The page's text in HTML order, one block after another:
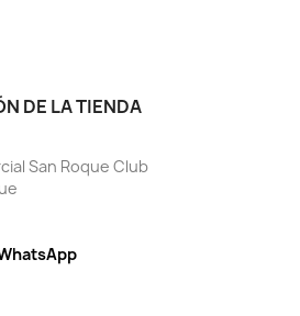
DE LA TIENDA
San Roque Club